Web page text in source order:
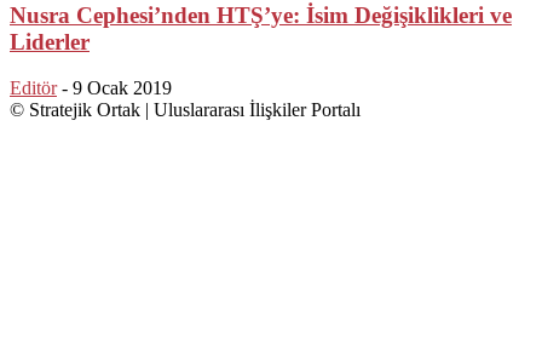
Nusra Cephesi’nden HTŞ’ye: İsim Değişiklikleri ve
Liderler
Editör - 9 Ocak 2019
© Stratejik Ortak | Uluslararası İlişkiler Portalı